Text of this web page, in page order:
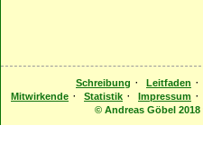
Schreibung · Leitfaden ·
Mitwirkende · Statistik · Impressum ·
© Andreas Göbel